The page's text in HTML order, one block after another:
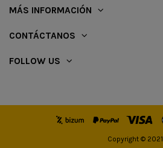
MÁS INFORMACIÓN
CONTÁCTANOS
FOLLOW US
Copyright © 2021